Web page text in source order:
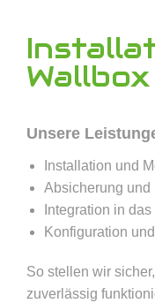
Wallbox
Unsere
Installation und
Absicherung
Integration in
Konfiguration
So stellen wir
zuverlässig